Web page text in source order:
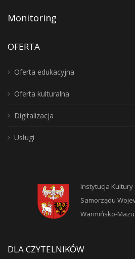
Monitoring
OFERTA
Oferta edukacyjna
Oferta kulturalna
Digitalizacja
Usługi
Instytucja Kultury
Samorządu
Warmińsko-
DLA CZYTELNIKÓW